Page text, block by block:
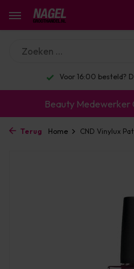
Voor 16:00 besteld?
Beauty Medewerker
Terug Home CND Vinylux